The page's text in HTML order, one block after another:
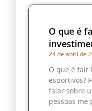
O que é
24 de abril de
O que é fair
esportivos?
falar sobre
pessoas me